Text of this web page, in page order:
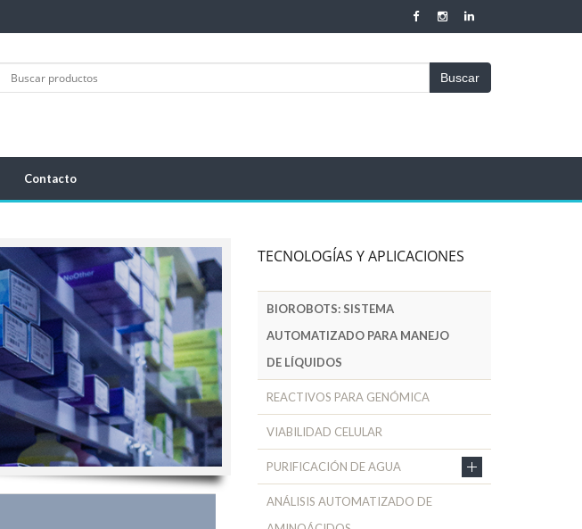
Buscar
Contacto
TECNOLOGÍAS Y APLICACIONES
BIOROBOTS: SISTEMA
AUTOMATIZADO PARA MANEJO
DE LÍQUIDOS
REACTIVOS PARA GENÓMICA
VIABILIDAD CELULAR
PURIFICACIÓN DE AGUA
ANÁLISIS AUTOMATIZADO DE